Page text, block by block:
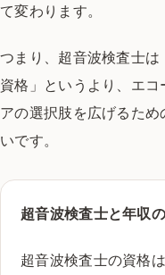
て変わります。
つまり、超音波検査士
資格」というより、エ
アの選択肢を広げるた
いです。
超音波検査士と年収
超音波検査士の資格